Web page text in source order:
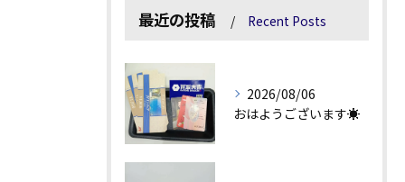
最近の投稿 Recent Posts
2026/08/06
おはようございます☀